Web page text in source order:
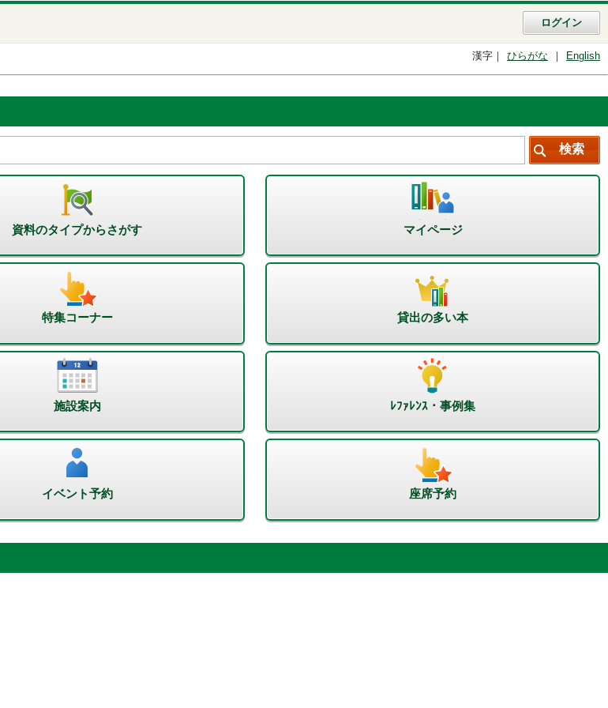
ログイン
漢字 ひらがな English
資料のタイプからさがす マイページ
特集コーナー 貸出の多い本
施設案内 ﾚﾌｧﾚﾝｽ・事例集
イベント予約 座席予約